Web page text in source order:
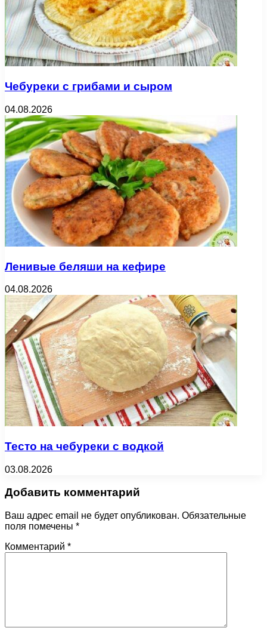
Чебуреки с грибами и сыром
04.08.2026
Ленивые беляши на кефире
04.08.2026
Тесто на чебуреки с водкой
03.08.2026
Добавить комментарий
Ваш адрес email не будет опубликован. Обязательные
поля помечены *
Комментарий *